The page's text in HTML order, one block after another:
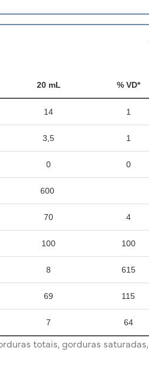
20 mL % VD*
14 1
3,5 1
0 0
600
70 4
100 100
8 615
69 115
7 64
totais, gorduras saturadas,